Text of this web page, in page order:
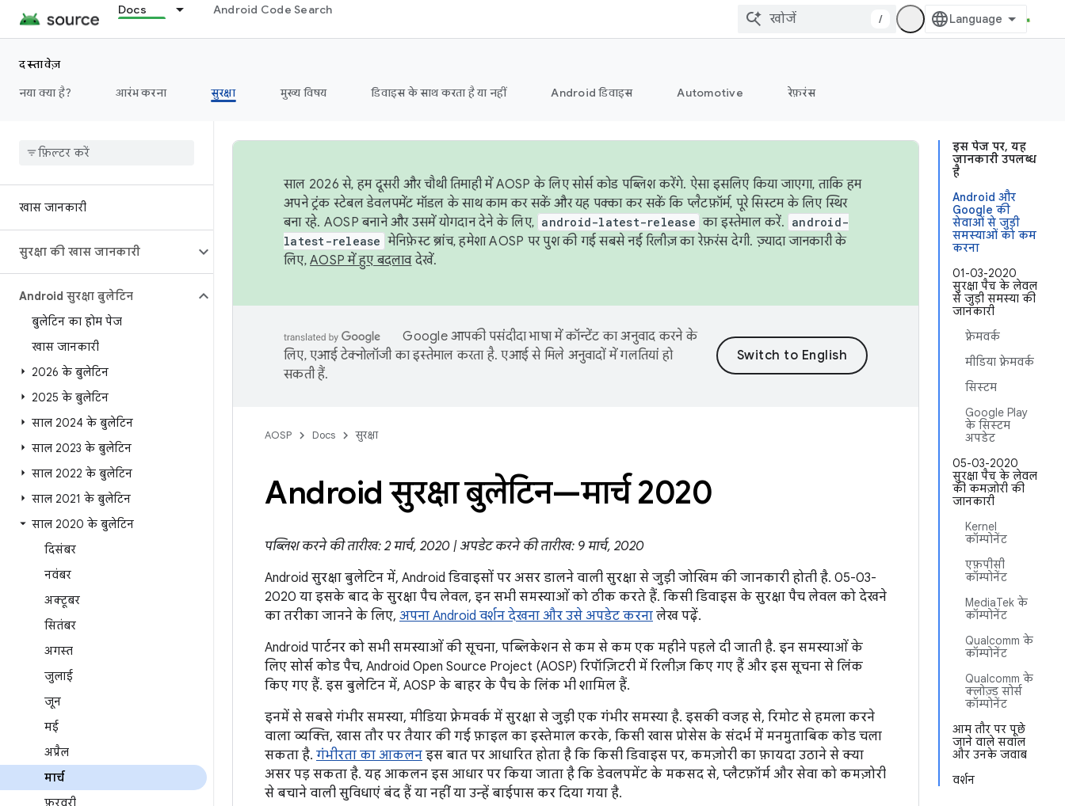
Docs Android Code Search
/
दस्तावेज़
नया क्या है?
आरंभ करना सुरक्षा मुख्य विषय डिवाइस के साथ करता है या नहीं Android डिवाइस Automotive रेफ़रंस
खास जानकारी
सुरक्षा की खास जानकारी
Android सुरक्षा बुलेटिन
बुलेटिन का होम पेज
खास जानकारी
2026 के बुलेटिन
2025 के बुलेटिन
साल 2024 के बुलेटिन
साल 2023 के बुलेटिन
साल 2022 के बुलेटिन
साल 2021 के बुलेटिन
साल 2020 के बुलेटिन
दिसंबर
नवंबर
अक्टूबर
सितंबर
अगस्त
जुलाई
जून
मई
अप्रैल
मार्च
फ़रवरी
इस पेज पर, यह
जानकारी उपलब्ध
है
Android और
Google की
सेवाओं से जुड़ी
समस्याओं को कम
करना
01-03-2020
सुरक्षा पैच के लेवल
से जुड़ी समस्या की
जानकारी
फ़्रेमवर्क
मीडिया फ़्रेमवर्क
सिस्टम
Google Play
के सिस्टम
अपडेट
05-03-2020
सुरक्षा पैच के लेवल
की कमज़ोरी की
जानकारी
Kernel
कॉम्पोनेंट
एफ़पीसी
कॉम्पोनेंट
MediaTek के
कॉम्पोनेंट
Qualcomm के
कॉम्पोनेंट
Qualcomm के
क्लोज़्ड सोर्स
कॉम्पोनेंट
आम तौर पर पूछे
जाने वाले सवाल
और उनके जवाब
वर्शन
साल 2026 से, हम दूसरी और चौथी तिमाही में AOSP के लिए सोर्स कोड पब्लिश करेंगे. ऐसा इसलिए किया जाएगा, ताकि हम
अपने ट्रंक स्टेबल डेवलपमेंट मॉडल के साथ काम कर सकें और यह पक्का कर सकें कि प्लैटफ़ॉर्म, पूरे सिस्टम के लिए स्थिर
बना रहे. AOSP बनाने और उसमें योगदान देने के लिए, android-latest-release का इस्तेमाल करें. android-
latest-release मेनिफ़ेस्ट ब्रांच, हमेशा AOSP पर पुश की गई सबसे नई रिलीज़ का रेफ़रंस देगी. ज़्यादा जानकारी के
लिए, AOSP में हुए बदलावदेखें.
Google आपकी पसंदीदा भाषा में कॉन्टेंट का अनुवाद करने के
लिए, एआई टेक्नोलॉजी का इस्तेमाल करता है. एआई से मिले अनुवादों में गलतियां हो
सकती हैं.
AOSP Docs सुरक्षा
Android सुरक्षा बुलेटिन—मार्च 2020
पब्लिश करने की तारीख: 2 मार्च, 2020 | अपडेट करने की तारीख: 9 मार्च, 2020
Android सुरक्षा बुलेटिन में, Android डिवाइसों पर असर डालने वाली सुरक्षा से जुड़ी जोखिम की जानकारी होती है. 05-03-
2020 या इसके बाद के सुरक्षा पैच लेवल, इन सभी समस्याओं को ठीक करते हैं. किसी डिवाइस के सुरक्षा पैच लेवल को देखने
का तरीका जानने के लिए, अपना Android वर्शन देखना और उसे अपडेट करना लेख पढ़ें.
Android पार्टनर को सभी समस्याओं की सूचना, पब्लिकेशन से कम से कम एक महीने पहले दी जाती है. इन समस्याओं के
लिए सोर्स कोड पैच, Android Open Source Project (AOSP) रिपॉज़िटरी में रिलीज़ किए गए हैं और इस सूचना से लिंक
किए गए हैं. इस बुलेटिन में, AOSP के बाहर के पैच के लिंक भी शामिल हैं.
इनमें से सबसे गंभीर समस्या, मीडिया फ़्रेमवर्क में सुरक्षा से जुड़ी एक गंभीर समस्या है. इसकी वजह से, रिमोट से हमला करने
वाला व्यक्ति, खास तौर पर तैयार की गई फ़ाइल का इस्तेमाल करके, किसी खास प्रोसेस के संदर्भ में मनमुताबिक कोड चला
सकता है. गंभीरता का आकलन इस बात पर आधारित होता है कि किसी डिवाइस पर, कमज़ोरी का फ़ायदा उठाने से क्या
असर पड़ सकता है. यह आकलन इस आधार पर किया जाता है कि डेवलपमेंट के मकसद से, प्लैटफ़ॉर्म और सेवा को कमज़ोरी
से बचाने वाली सुविधाएं बंद हैं या नहीं या उन्हें बाईपास कर दिया गया है.